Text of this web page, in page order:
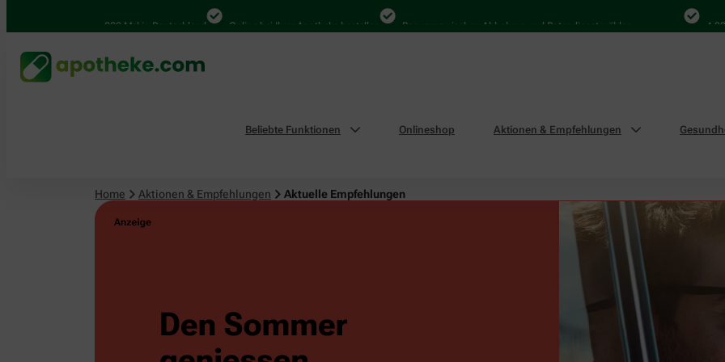
4.000 Mal in Deutschland Online bei Ihrer Apotheke bestellen Bequem zwischen Abholung und Botendienst wählen 4.000 Mal
Beliebte Funktionen Onlineshop Aktionen & Empfehlungen
Home Aktionen & Empfehlungen Aktuelle Empfehlungen